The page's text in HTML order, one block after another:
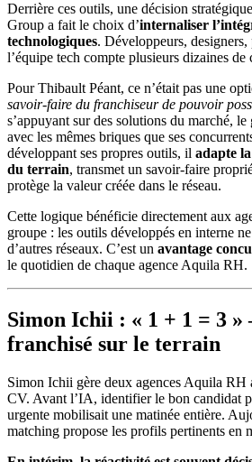
Derrière ces outils, une décision
Group a fait le choix d’internaliser
technologiques. Développeurs, designers,
l’équipe tech compte plusieurs dizaines de
Pour Thibault Péant, ce n’était pas une
savoir-faire du franchiseur de pouvoir
s’appuyant sur des solutions du marché,
avec les mêmes briques que ses
développant ses propres outils, il adapte
du terrain, transmet un savoir-faire
protège la valeur créée dans le réseau.
Cette logique bénéficie directement aux
groupe : les outils développés en interne
d’autres réseaux. C’est un avantage
le quotidien de chaque agence Aquila RH.
Simon Ichii : « 1 + 1 = 3 »
franchisé sur le terrain
Simon Ichii gère deux agences Aquila
CV. Avant l’IA, identifier le bon candidat
urgente mobilisait une matinée entière.
matching propose les profils pertinents en